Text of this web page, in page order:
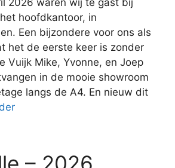
2026 waren wij te gast bij
hoofdkantoor, in
Een bijzondere voor ons als
het de eerste keer is zonder
Vuijk Mike, Yvonne, en Joep
in de mooie showroom
langs de A4. En nieuw dit